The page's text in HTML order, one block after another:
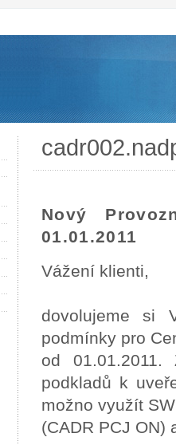
Nový
01.01.2011
Vážení klienti,
dovolujeme si
podmínky pro
od 01.01.2011.
podkladů k
možno využít
(CADR PCJ ON)